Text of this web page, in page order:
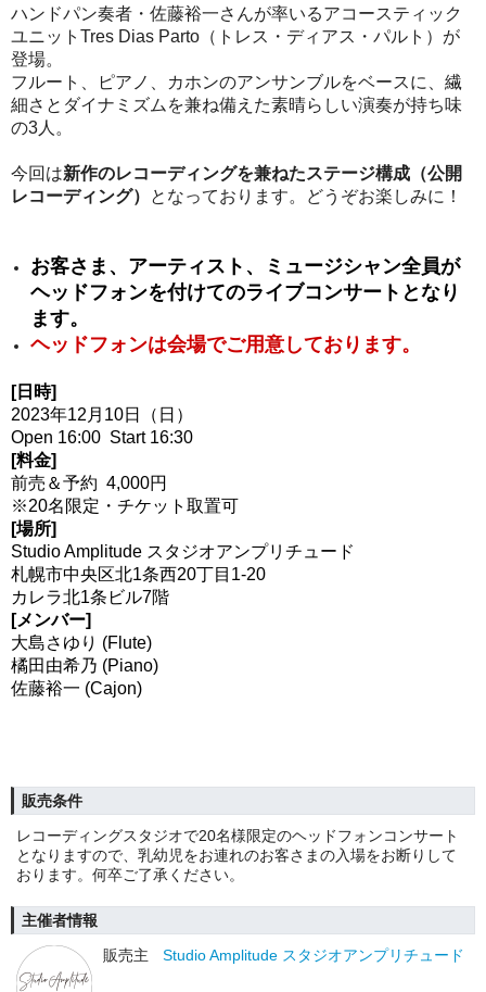
ハンドパン奏者・佐藤裕一さんが率いるアコースティック
ユニットTres Dias Parto（トレス・ディアス・パルト）が
登場。
フルート、ピアノ、カホンのアンサンブルをベースに、繊
細さとダイナミズムを兼ね備えた素晴らしい演奏が持ち味
の3人。
今回は新作のレコーディングを兼ねたステージ構成（公開
レコーディング）
となっております。 どうぞお楽しみに！
お客さま、アーティスト、ミュージシャン全員が
ヘッドフォンを付けてのライブコンサートとなり
ます。
ヘッドフォンは会場でご用意しております。
[日時]
2023年12月10日（日）
Open 16:00 Start 16:30
[料金]
前売＆予約 4,000円
※20名限定・チケット取置可
[場所]
Studio Amplitude スタジオアンプリチュード
札幌市中央区北1条西20丁目1-20
カレラ北1条ビル7階
[メンバー]
大島さゆり (Flute)
橘田由希乃 (Piano)
佐藤裕一 (Cajon)
販売条件
レコーディングスタジオで20名様限定のヘッドフォンコンサート
となりますので、乳幼児をお連れのお客さまの入場をお断りして
おります。何卒ご了承ください。
主催者情報
販売主
Studio Amplitude スタジオアンプリチュード